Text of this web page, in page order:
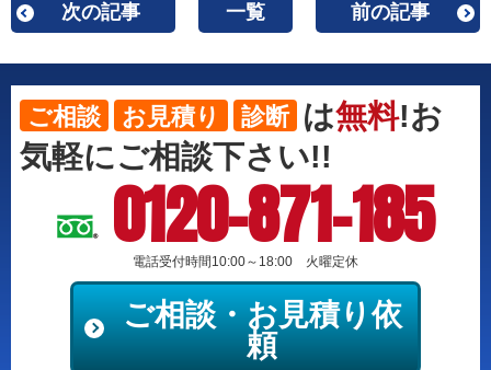
次の記事 一覧 前の記事
ご相談 お見積り 診断 は無料!お
気軽にご相談下さい!!
0120-871-185
電話受付時間10:00～18:00 火曜定休
ご相談・お見積り依
頼